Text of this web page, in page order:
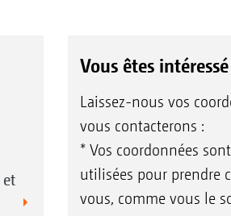
Vous êtes intéressé
Laissez-nous vos
vous contacterons :
* Vos coordonnées
utilisées pour prendre
vous, comme vous le